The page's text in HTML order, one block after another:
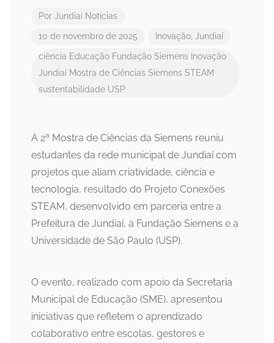
Por Jundiaí Notícias
10 de novembro de 2025 Inovação, Jundiaí
ciência Educação Fundação Siemens Inovação
Jundiaí Mostra de Ciências Siemens STEAM
sustentabilidade USP
A 2ª Mostra de Ciências da Siemens reuniu
estudantes da rede municipal de Jundiaí com
projetos que aliam criatividade, ciência e
tecnologia, resultado do Projeto Conexões
STEAM, desenvolvido em parceria entre a
Prefeitura de Jundiaí, a Fundação Siemens e a
Universidade de São Paulo (USP).
O evento, realizado com apoio da Secretaria
Municipal de Educação (SME), apresentou
iniciativas que refletem o aprendizado
colaborativo entre escolas, gestores e